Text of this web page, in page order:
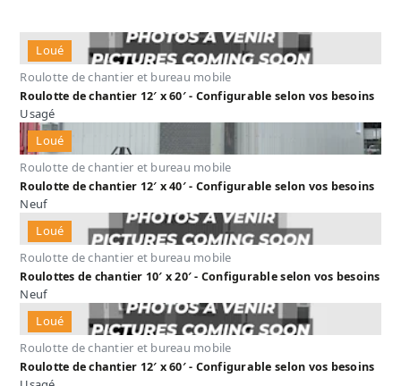
Loué
Roulotte de chantier et bureau mobile
Roulotte de chantier 12′ x 60′ - Configurable selon vos besoins
Usagé
Loué
Roulotte de chantier et bureau mobile
Roulotte de chantier 12′ x 40′ - Configurable selon vos besoins
Neuf
Loué
Roulotte de chantier et bureau mobile
Roulottes de chantier 10′ x 20′ - Configurable selon vos besoins
Neuf
Loué
Roulotte de chantier et bureau mobile
Roulotte de chantier 12′ x 60′ - Configurable selon vos besoins